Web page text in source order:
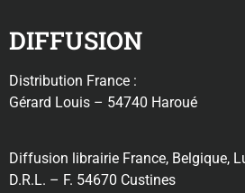
DIFFUSION
Distribution France :
Gérard Louis – 54740 Haroué
Diffusion librairie France, Belgique,
D.R.L. – F. 54670 Custines